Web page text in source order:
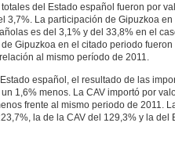
del Estado español fueron por
3,7%. La participación de Gipuzkoa
es del 3,1% y del 33,8% en el
Gipuzkoa en el citado periodo
al mismo período de 2011.
español, el resultado de las
1,6% menos. La CAV importó por
frente al mismo periodo de 2011.
la de la CAV del 129,3% y la del